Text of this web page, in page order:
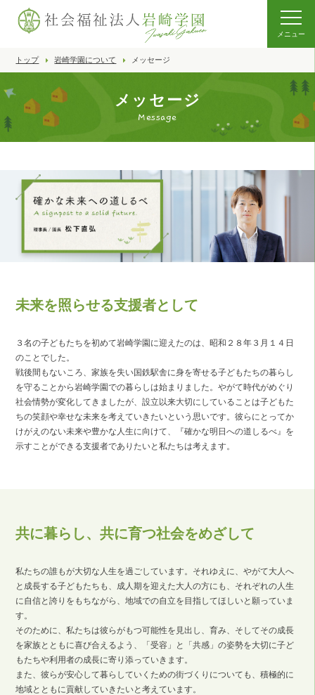
メニュー
トップ 岩崎学園について メッセージ
メッセージ
Message
未来を照らせる支援者として
３名の子どもたちを初めて岩崎学園に迎えたのは、昭和２８年３月１４日
のことでした。
戦後間もないころ、家族を失い国鉄駅舎に身を寄せる子どもたちの暮らし
を守ることから岩崎学園での暮らしは始まりました。やがて時代がめぐり
社会情勢が変化してきましたが、設立以来大切にしていることは子どもた
ちの笑顔や幸せな未来を考えていきたいという思いです。彼らにとってか
けがえのない未来や豊かな人生に向けて、『確かな明日への道しるべ』を
示すことができる支援者でありたいと私たちは考えます。
共に暮らし、共に育つ社会をめざして
私たちの誰もが大切な人生を過ごしています。それゆえに、やがて大人へ
と成長する子どもたちも、成人期を迎えた大人の方にも、それぞれの人生
に自信と誇りをもちながら、地域での自立を目指してほしいと願っていま
す。
そのために、私たちは彼らがもつ可能性を見出し、育み、そしてその成長
を家族とともに喜び合えるよう、「受容」と「共感」の姿勢を大切に子ど
もたちや利用者の成長に寄り添っていきます。
また、彼らが安心して暮らしていくための街づくりについても、積極的に
地域とともに貢献していきたいと考えています。